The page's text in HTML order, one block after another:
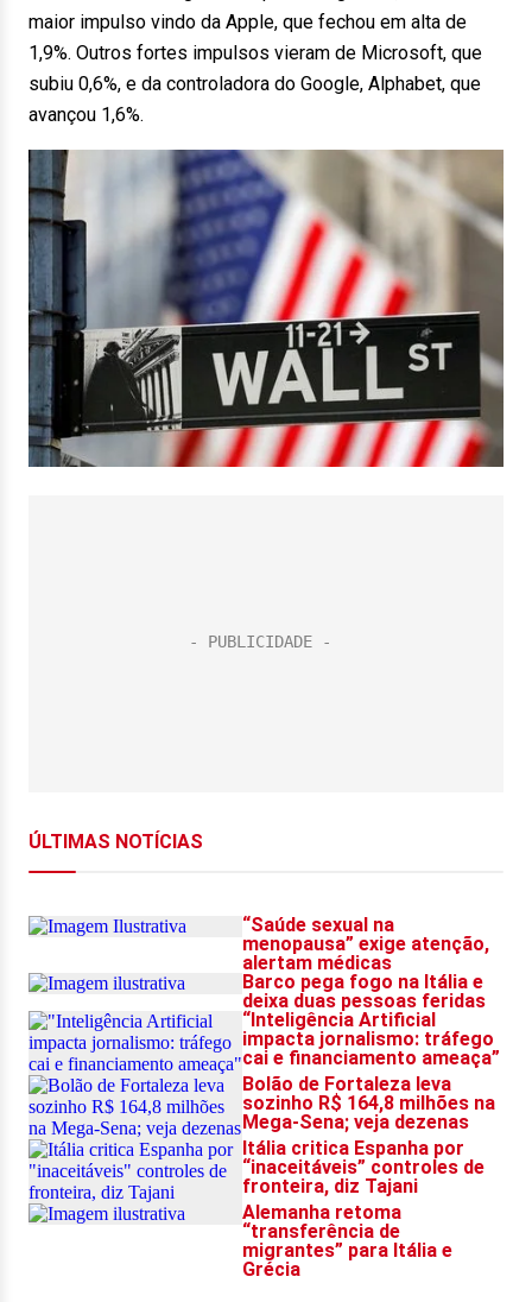
maior impulso vindo da Apple, que fechou em alta de
1,9%. Outros fortes impulsos vieram de Microsoft, que
subiu 0,6%, e da controladora do Google, Alphabet, que
avançou 1,6%.